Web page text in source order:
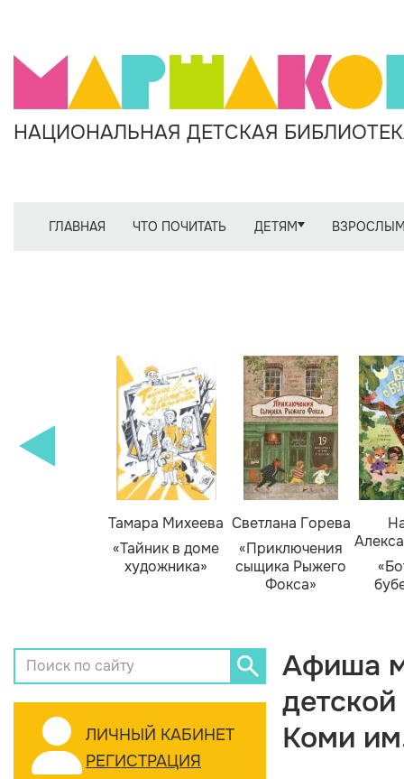
НАЦИОНАЛЬНАЯ ДЕТСКАЯ
ГЛАВНАЯ ЧТО ПОЧИТАТЬ ДЕТЯМ
Тамара Михеева
«Тайник в доме
художника»
Светлана Горева
«Приключения
сыщика Рыжего
Фокса»
ЛИЧНЫЙ КАБИНЕТ
РЕГИСТРАЦИЯ
Афиша
Коми